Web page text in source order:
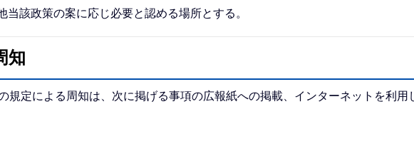
当該政策の案に応じ必要と認める場所とする。
知
定による周知は、次に掲げる事項の広報紙への掲載、インターネットを利用